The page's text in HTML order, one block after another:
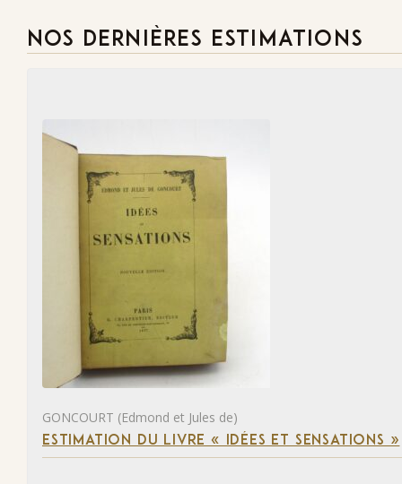
NOS DERNIÈRES ESTIMATIONS
GONCOURT (Edmond et Jules de)
ESTIMATION DU LIVRE « IDÉES ET SENSATIONS »